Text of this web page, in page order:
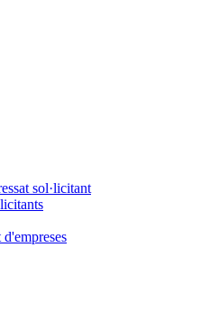
sol·licitant